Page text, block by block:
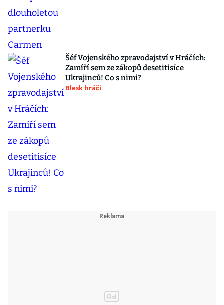
Šéf Vojenského zpravodajství v Hráčích:
Zamíří sem ze zákopů desetitisíce
Ukrajinců! Co s nimi?
Blesk hráči